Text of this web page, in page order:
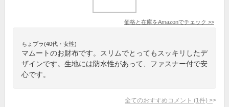
価格と在庫をAmazonでチェック >>
ちょプラ(40代・女性)
マムートのお財布です。スリムでとってもスッキリしたデ
ザインです。生地には防水性があって、ファスナー付で安
心です。
全てのおすすめコメント (1 件) >